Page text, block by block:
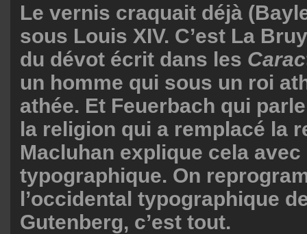
Le vernis craquait déjà
sous Louis XIV. C’est La
du dévot écrit dans les
un homme qui sous un roi
athée. Et Feuerbach qui
la religion qui a remplacé la
Macluhan explique cela
typographique. On
l’occidental typographique
Gutenberg, c’est tout.